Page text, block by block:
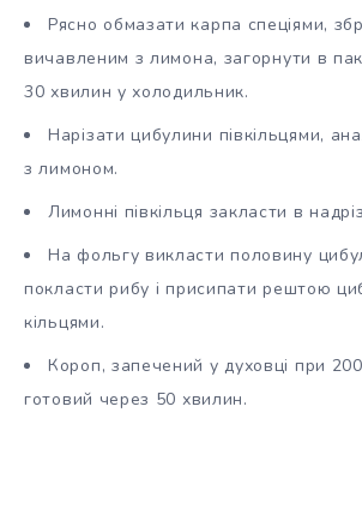
Рясно обмазати карпа спеціями,
вичавленим з лимона, загорнути в
30 хвилин у холодильник.
Нарізати цибулини півкільцями,
з лимоном.
Лимонні півкільця закласти в
На фольгу викласти половину
покласти рибу і присипати рештою
кільцями.
Короп, запечений у духовці при
готовий через 50 хвилин.